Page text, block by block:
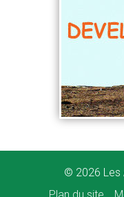
© 2026 Les
Plan du site